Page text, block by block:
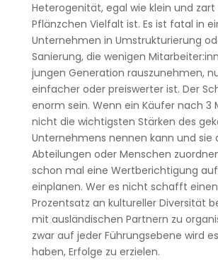
Heterogenität, egal wie klein und zart
Pflänzchen Vielfalt ist. Es ist fatal in
Unternehmen in Umstrukturierung
Sanierung, die wenigen
jungen Generation rauszunehmen,
einfacher oder preiswerter ist. Der
enorm sein. Wenn ein Käufer nach 3
nicht die wichtigsten Stärken des
Unternehmens nennen kann und sie
Abteilungen oder Menschen
schon mal eine Wertberichtigung
einplanen. Wer es nicht schafft
Prozentsatz an kultureller Diversität
mit ausländischen Partnern zu
zwar auf jeder Führungsebene wird
haben, Erfolge zu erzielen.